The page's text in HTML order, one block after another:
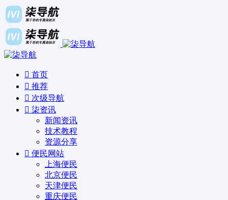
首页
推荐
次级导航
柒资讯
新闻资讯
技术教程
资源分享
便民网站
上海便民
北京便民
天津便民
重庆便民